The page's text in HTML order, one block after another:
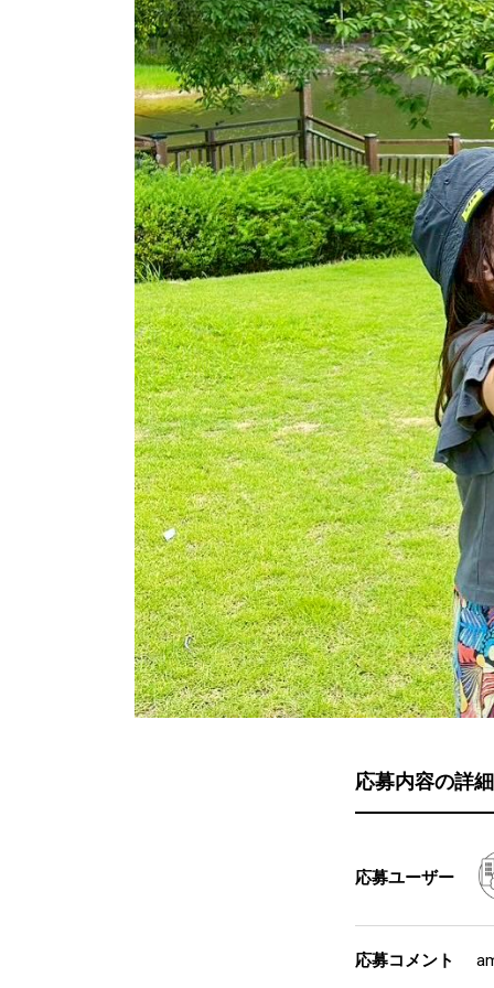
応募内容の詳細
応募ユーザー
応募コメント